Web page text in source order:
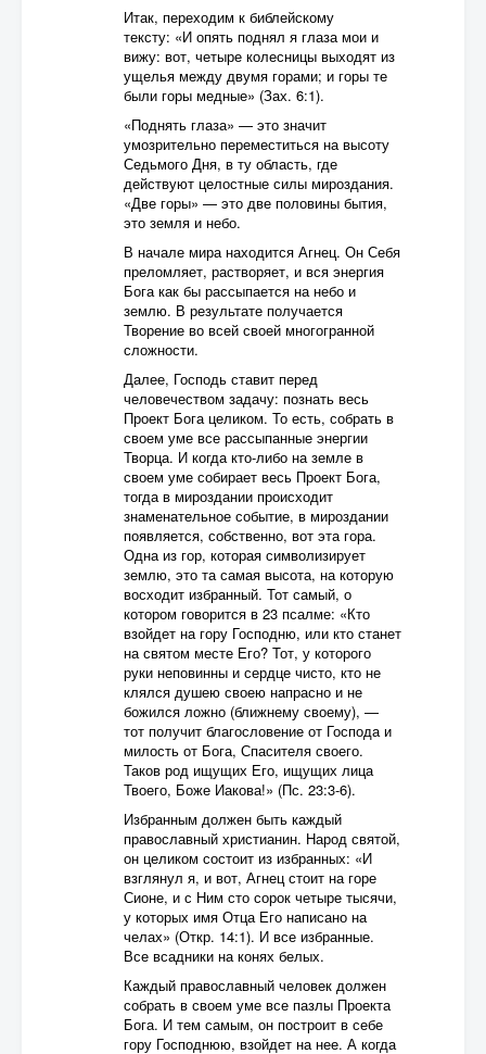
Итак, переходим к библейскому
тексту: «И опять поднял я глаза мои и
вижу: вот, четыре колесницы выходят из
ущелья между двумя горами; и горы те
были горы медные» (Зах. 6:1).
«Поднять глаза» — это значит
умозрительно переместиться на высоту
Седьмого Дня, в ту область, где
действуют целостные силы мироздания.
«Две горы» — это две половины бытия,
это земля и небо.
В начале мира находится Агнец. Он Себя
преломляет, растворяет, и вся энергия
Бога как бы рассыпается на небо и
землю. В результате получается
Творение во всей своей многогранной
сложности.
Далее, Господь ставит перед
человечеством задачу: познать весь
Проект Бога целиком. То есть, собрать в
своем уме все рассыпанные энергии
Творца. И когда кто-либо на земле в
своем уме собирает весь Проект Бога,
тогда в мироздании происходит
знаменательное событие, в мироздании
появляется, собственно, вот эта гора.
Одна из гор, которая символизирует
землю, это та самая высота, на которую
восходит избранный. Тот самый, о
котором говорится в 23 псалме: «Кто
взойдет на гору Господню, или кто станет
на святом месте Его? Тот, у которого
руки неповинны и сердце чисто, кто не
клялся душею своею напрасно и не
божился ложно (ближнему своему), —
тот получит благословение от Господа и
милость от Бога, Спасителя своего.
Таков род ищущих Его, ищущих лица
Твоего, Боже Иакова!» (Пс. 23:3-6).
Избранным должен быть каждый
православный христианин. Народ святой,
он целиком состоит из избранных: «И
взглянул я, и вот, Агнец стоит на горе
Сионе, и с Ним сто сорок четыре тысячи,
у которых имя Отца Его написано на
челах» (Откр. 14:1). И все избранные.
Все всадники на конях белых.
Каждый православный человек должен
собрать в своем уме все пазлы Проекта
Бога. И тем самым, он построит в себе
гору Господнюю, взойдет на нее. А когда